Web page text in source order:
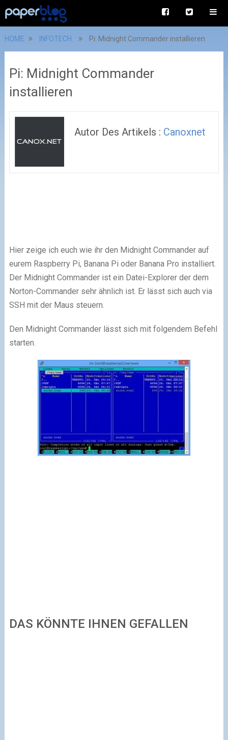
HOME INFOTECH Pi: Midnight Commander installieren
Pi: Midnight Commander
installieren
Autor Des Artikels : Canoxnet
Hier zeige ich euch wie ihr den Midnight Commander auf
eurem Raspberry Pi, Banana Pi oder Banana Pro installiert.
Der Midnight Commander ist ein Datei-Explorer der dem
Norton-Commander sehr ähnlich ist. Er lässt sich auch via
SSH mit der Maus steuern.
Den Midnight Commander lässt sich mit folgendem Befehl
starten.
DAS KÖNNTE IHNEN GEFALLEN